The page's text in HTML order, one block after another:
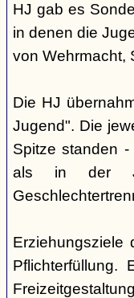
HJ gab es
in denen die
von Wehrmacht,
Die HJ
Jugend". Die
Spitze standen
als in der
Erziehungsziele
Pflichterfüllung.